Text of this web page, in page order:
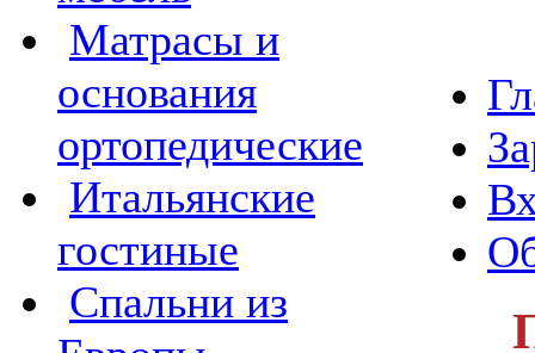
Матрасы и
основания
ортопедические
Итальянские
гостиные
Спальни из